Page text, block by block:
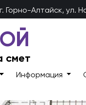
г. Горно-Алтайск, ул.
смет
Информация